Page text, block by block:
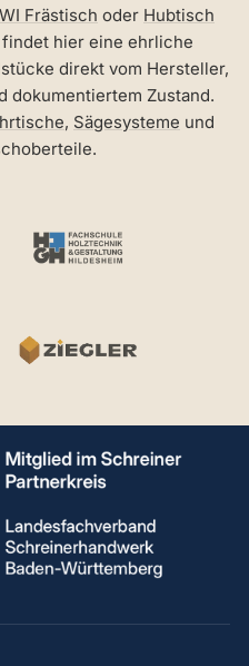
Frästisch oder Hubtisch
hier eine ehrliche
direkt vom Hersteller,
dokumentiertem Zustand.
, Sägesysteme und